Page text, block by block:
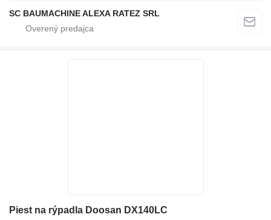
SC BAUMACHINE ALEXA RATEZ SRL
Piest na rýpadla Doosan DX140LC